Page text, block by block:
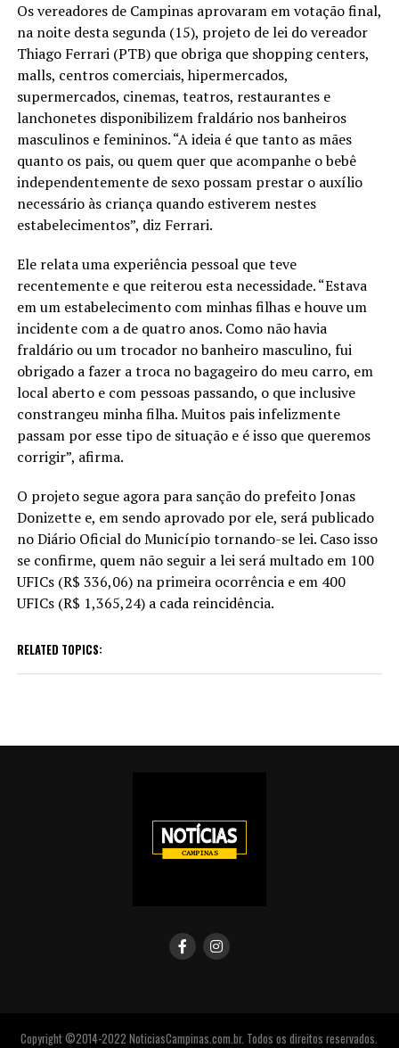
Os vereadores de Campinas aprovaram em votação final,
na noite desta segunda (15), projeto de lei do vereador
Thiago Ferrari (PTB) que obriga que shopping centers,
malls, centros comerciais, hipermercados,
supermercados, cinemas, teatros, restaurantes e
lanchonetes disponibilizem fraldário nos banheiros
masculinos e femininos. “A ideia é que tanto as mães
quanto os pais, ou quem quer que acompanhe o bebê
independentemente de sexo possam prestar o auxílio
necessário às criança quando estiverem nestes
estabelecimentos”, diz Ferrari.
Ele relata uma experiência pessoal que teve
recentemente e que reiterou esta necessidade. “Estava
em um estabelecimento com minhas filhas e houve um
incidente com a de quatro anos. Como não havia
fraldário ou um trocador no banheiro masculino, fui
obrigado a fazer a troca no bagageiro do meu carro, em
local aberto e com pessoas passando, o que inclusive
constrangeu minha filha. Muitos pais infelizmente
passam por esse tipo de situação e é isso que queremos
corrigir”, afirma.
O projeto segue agora para sanção do prefeito Jonas
Donizette e, em sendo aprovado por ele, será publicado
no Diário Oficial do Município tornando-se lei. Caso isso
se confirme, quem não seguir a lei será multado em 100
UFICs (R$ 336,06) na primeira ocorrência e em 400
UFICs (R$ 1,365,24) a cada reincidência.
RELATED TOPICS:
Copyright ©2014-2022 NoticiasCampinas.com.br. Todos os direitos reservados.